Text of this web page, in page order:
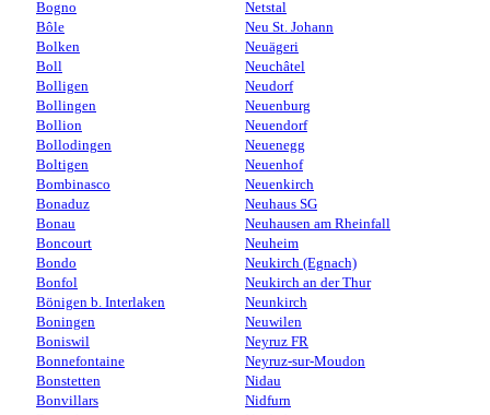
Bogno
Bôle
Bolken
Boll
Bolligen
Bollingen
Bollion
Bollodingen
Boltigen
Bombinasco
Bonaduz
Bonau
Boncourt
Bondo
Bonfol
Bönigen b. Interlaken
Boningen
Boniswil
Bonnefontaine
Bonstetten
Bonvillars
Netstal
Neu St. Johann
Neuägeri
Neuchâtel
Neudorf
Neuenburg
Neuendorf
Neuenegg
Neuenhof
Neuenkirch
Neuhaus SG
Neuhausen am Rheinfall
Neuheim
Neukirch (Egnach)
Neukirch an der Thur
Neunkirch
Neuwilen
Neyruz FR
Neyruz-sur-Moudon
Nidau
Nidfurn